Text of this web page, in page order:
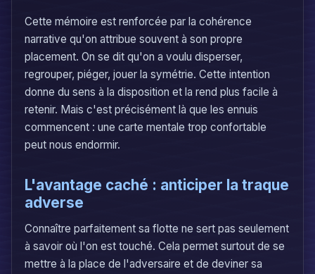
Cette mémoire est renforcée par la cohérence
narrative qu'on attribue souvent à son propre
placement. On se dit qu'on a voulu disperser,
regrouper, piéger, jouer la symétrie. Cette intention
donne du sens à la disposition et la rend plus facile à
retenir. Mais c'est précisément là que les ennuis
commencent : une carte mentale trop confortable
peut nous endormir.
L'avantage caché : anticiper la traque
adverse
Connaître parfaitement sa flotte ne sert pas seulement
à savoir où l'on est touché. Cela permet surtout de se
mettre à la place de l'adversaire et de deviner sa